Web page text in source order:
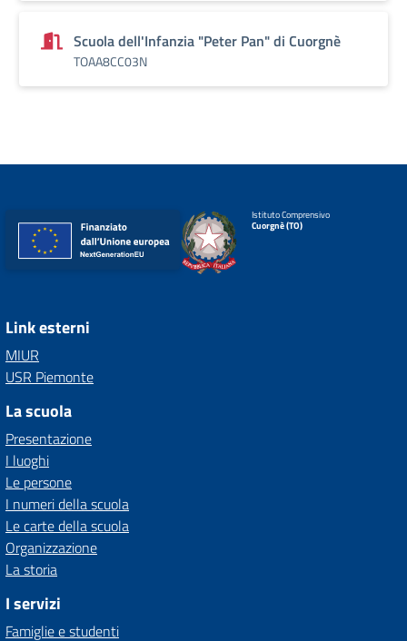
Scuola dell'Infanzia "Peter Pan" di Cuorgnè
TOAA8CC03N
Istituto Comprensivo
Cuorgnè (TO)
Link esterni
MIUR
USR Piemonte
La scuola
Presentazione
I luoghi
Le persone
I numeri della scuola
Le carte della scuola
Organizzazione
La storia
I servizi
Famiglie e studenti